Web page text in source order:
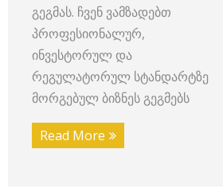
გეგმას. ჩვენ ვამზადებთ
პროფესიონალურ,
ინვესტორულ და
რეგულატორულ სტანდარტზე
მორგებულ ბიზნეს გეგმებს
Read More